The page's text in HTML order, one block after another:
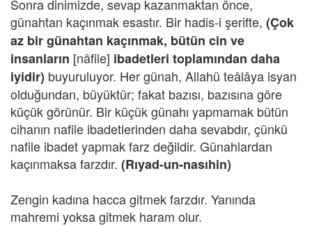
Sonra dinimizde, sevap kazanmaktan önce,
günahtan kaçınmak esastır. Bir hadis-i şerifte, (Çok
az bir günahtan kaçınmak, bütün cin ve
insanların [nâfile] ibadetleri toplamından daha
iyidir) buyuruluyor. Her günah, Allahü teâlâya isyan
olduğundan, büyüktür; fakat bazısı, bazısına göre
küçük görünür. Bir küçük günahı yapmamak bütün
cihanın nafile ibadetlerinden daha sevabdır, çünkü
nafile ibadet yapmak farz değildir. Günahlardan
kaçınmaksa farzdır. (Rıyad-un-nasıhin)
Zengin kadına hacca gitmek farzdır. Yanında
mahremi yoksa gitmek haram olur.